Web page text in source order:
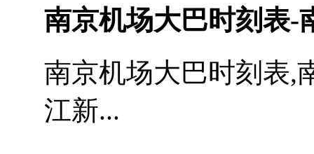
南京机场大巴时刻表-
南京机场大巴时刻表,
江新...